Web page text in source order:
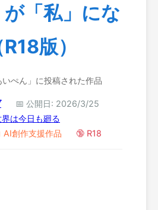
が「私」にな
版）
ぺん」に投稿された作品
📅 公開日: 2026/3/25
は今日も廻る
AI創作支援作品 🔞 R18